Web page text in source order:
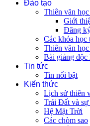
Đào tạo
Thiên văn
Giới
Đăng
Các khóa học
Thiên văn
Bài giảng độc
Tin tức
Tin nổi bật
Kiến thức
Lịch sử thiên
Trái Đất và sự
Hệ Mặt Trời
Các chòm sao